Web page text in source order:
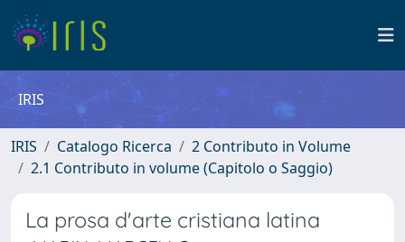
IRIS
IRIS Catalogo Ricerca
2 Contributo in Volume
2.1 Contributo in volume (Capitolo o Saggio)
La prosa d'arte cristiana latina